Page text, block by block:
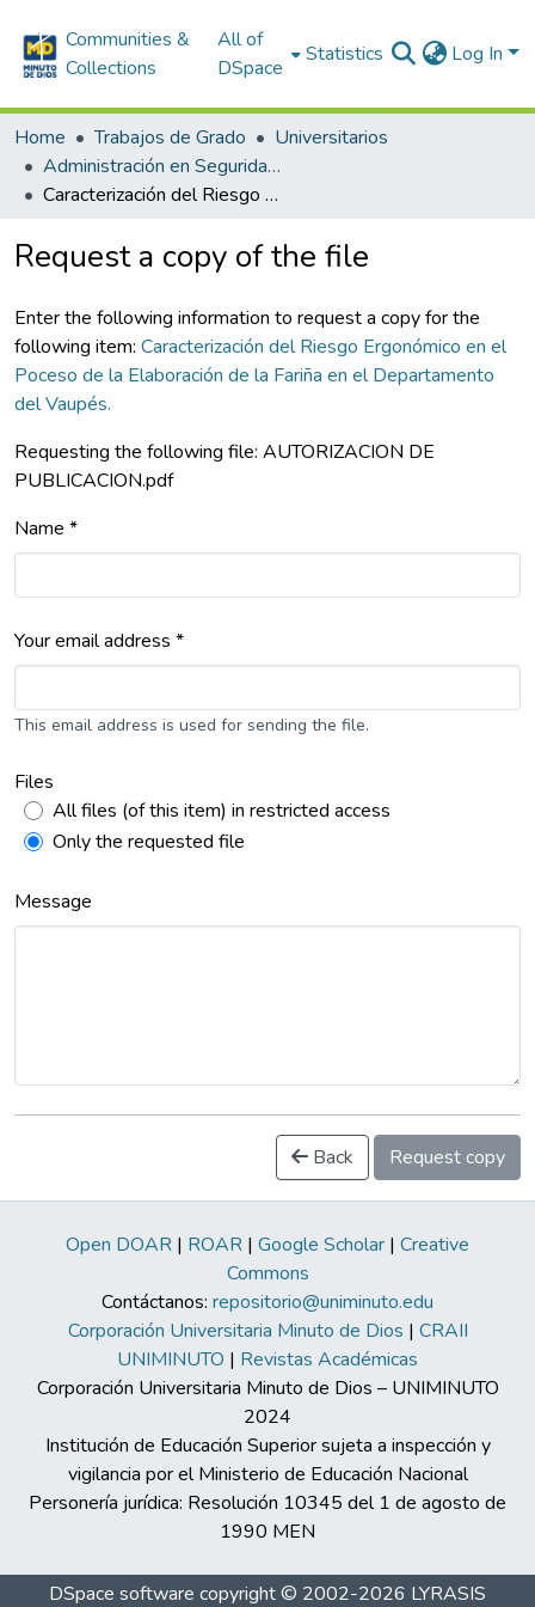
Communities &
Collections
All of
DSpace
Statistics Log In
Home Trabajos de Grado
Universitarios
Administración en Seguridad y Salud en el Trabajo
Caracterización del Riesgo Ergonómico en el Poceso de la Elaboración de la Fariña en el Departamento del Vaupés.
Request a copy of the file
Enter the following information to request a copy for the
following item: Caracterización del Riesgo Ergonómico en el
Poceso de la Elaboración de la Fariña en el Departamento
del Vaupés.
Requesting the following file: AUTORIZACION DE
PUBLICACION.pdf
Name *
Your email address *
This email address is used for sending the file.
Files
All files (of this item) in restricted access
Only the requested file
Message
Back Request copy
Open DOAR | ROAR | Google Scholar | Creative
Commons
Contáctanos: repositorio@uniminuto.edu
Corporación Universitaria Minuto de Dios | CRAII
UNIMINUTO | Revistas Académicas
Corporación Universitaria Minuto de Dios – UNIMINUTO
2024
Institución de Educación Superior sujeta a inspección y
vigilancia por el Ministerio de Educación Nacional
Personería jurídica: Resolución 10345 del 1 de agosto de
1990 MEN
DSpace software copyright © 2002-2026 LYRASIS